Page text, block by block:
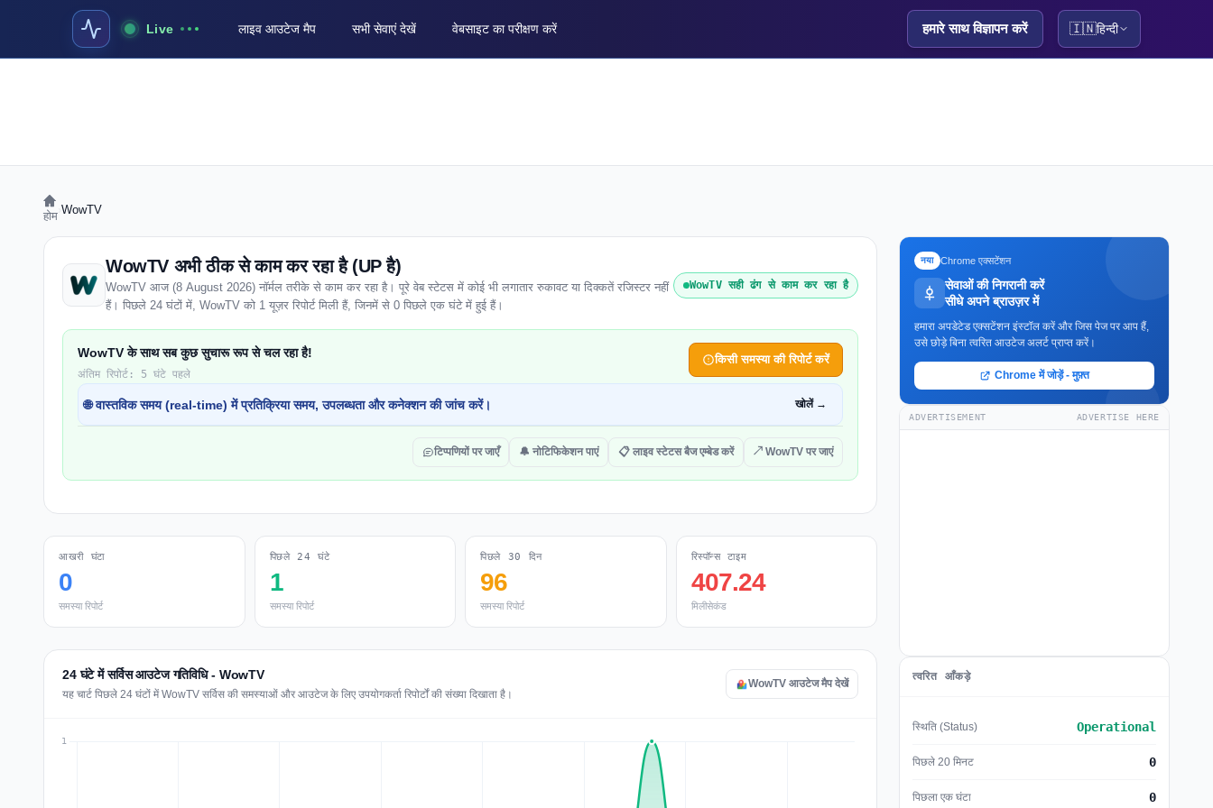
Live लाइव आउटेज मैप सभी सेवाएं देखें वेबसाइट का परीक्षण करें हमारे साथ विज्ञापन करें 🇮🇳हिन्दी
होम WowTV
WowTV अभी ठीक से काम कर रहा है (UP है)
WowTV आज (8 August 2026) नॉर्मल तरीके से काम कर रहा है। पूरे वेब स्टेटस में कोई भी लगातार रुकावट या दिक्कतें रजिस्टर नहीं
हैं। पिछले 24 घंटों में, WowTV को 1 यूज़र रिपोर्ट मिली हैं, जिनमें से 0 पिछले एक घंटे में हुई हैं।
WowTV सही ढंग से काम कर रहा है
WowTV के साथ सब कुछ सुचारू रूप से चल रहा है!
अंतिम रिपोर्ट: 5 घंटे पहले
किसी समस्या की रिपोर्ट करें
🌐 वास्तविक समय (real-time) में प्रतिक्रिया समय, उपलब्धता और कनेक्शन की जांच करें। खोलें →
टिप्पणियों पर जाएँ 🔔 नोटिफिकेशन पाएं 📋 लाइव स्टेटस बैज एम्बेड करें ↗ WowTV पर जाएं
आखरी घंटा
0
समस्या रिपोर्ट
पिछले 24 घंटे
1
समस्या रिपोर्ट
पिछले 30 दिन
96
समस्या रिपोर्ट
रिस्पॉन्स टाइम
407.24
मिलीसेकंड
24 घंटे में सर्विस आउटेज गतिविधि - WowTV
यह चार्ट पिछले 24 घंटों में WowTV सर्विस की समस्याओं और आउटेज के लिए उपयोगकर्ता रिपोर्टों की संख्या दिखाता है।
WowTV आउटेज मैप देखें
नया Chrome एक्सटेंशन
सेवाओं की निगरानी करें
सीधे अपने ब्राउज़र में
हमारा अपडेटेड एक्सटेंशन इंस्टॉल करें और जिस पेज पर आप हैं,
उसे छोड़े बिना त्वरित आउटेज अलर्ट प्राप्त करें।
Chrome में जोड़ें - मुफ़्त
ADVERTISEMENT ADVERTISE HERE
त्वरित आँकड़े
स्थिति (Status) Operational
पिछले 20 मिनट 0
पिछला एक घंटा 0